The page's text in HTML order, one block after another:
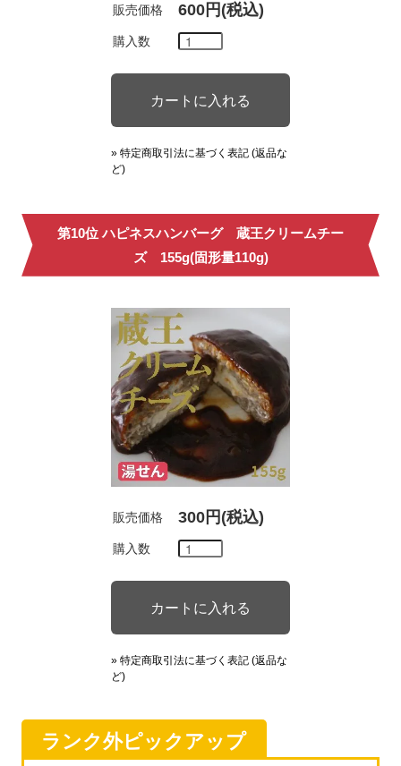
販売価格 600円(税込)
購入数
» 特定商取引法に基づく表記 (返品な
ど)
第10位 ハピネスハンバーグ 蔵王クリームチー
ズ 155g(固形量110g)
販売価格 300円(税込)
購入数
» 特定商取引法に基づく表記 (返品な
ど)
ランク外ピックアップ